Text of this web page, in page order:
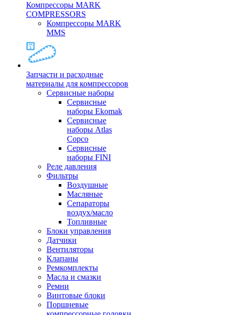
Компрессоры MARK
COMPRESSORS
Компрессоры MARK
MMS
Запчасти и расходные
материалы для компрессоров
Cервисные наборы
Сервисные
наборы Ekomak
Cервисные
наборы Atlas
Copco
Сервисные
наборы FINI
Реле давления
Фильтры
Воздушные
Масляные
Сепараторы
воздух/масло
Топливные
Блоки управления
Датчики
Вентиляторы
Клапаны
Ремкомплекты
Масла и смазки
Ремни
Винтовые блоки
Поршневые